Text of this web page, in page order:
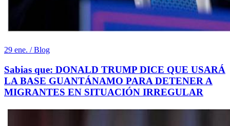
29 ene. / Blog
Sabias que: DONALD TRUMP DICE QUE USARÁ
LA BASE GUANTÁNAMO PARA DETENER A
MIGRANTES EN SITUACIÓN IRREGULAR